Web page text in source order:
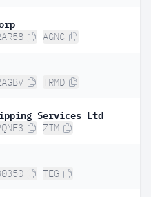
AGNC
TRMD
Services Ltd
ZIM
TEG